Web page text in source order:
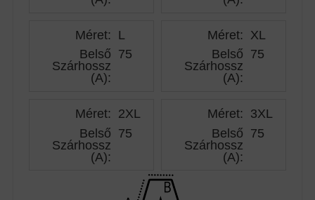
Méret: L
Belső
Szárhossz
(A):
75
Méret: XL
Belső
Szárhossz
(A):
75
Méret: 2XL
Belső
Szárhossz
(A):
75
Méret: 3XL
Belső
Szárhossz
(A):
75